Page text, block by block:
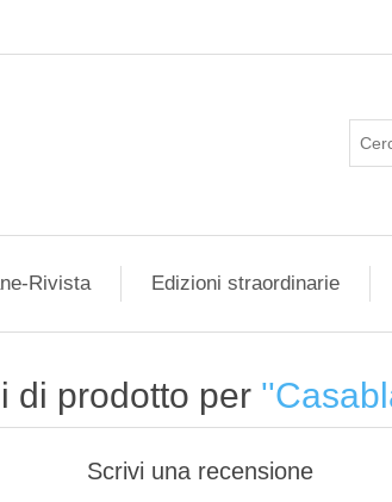
Rivista Edizioni straordinarie
di prodotto per
Scrivi una recensione